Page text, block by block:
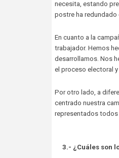
necesita, estando
postre ha redundado
En cuanto a la
trabajador. Hemos
desarrollamos. Nos
el proceso electoral
Por otro lado, a
centrado nuestra
representados todos
3.- ¿Cuáles son